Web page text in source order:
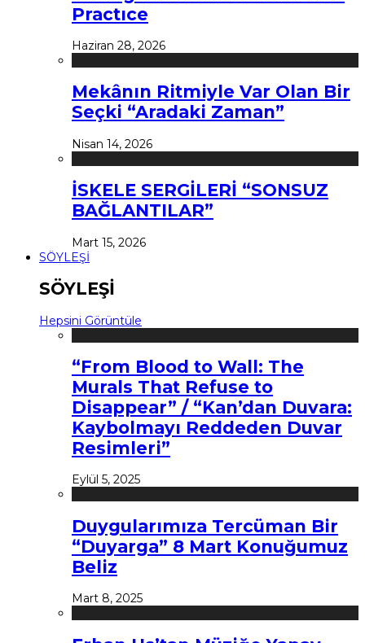
Practıce
Haziran 28, 2026
Mekânın Ritmiyle Var Olan Bir
Seçki “Aradaki Zaman”
Nisan 14, 2026
İSKELE SERGİLERİ “SONSUZ
BAĞLANTILAR”
Mart 15, 2026
SÖYLEŞİ
SÖYLEŞİ
Hepsini Görüntüle
“From Blood to Wall: The
Murals That Refuse to
Disappear” / “Kan’dan Duvara:
Kaybolmayı Reddeden Duvar
Resimleri”
Eylül 5, 2025
Duygularımıza Tercüman Bir
“Duyarga” 8 Mart Konuğumuz
Beliz
Mart 8, 2025